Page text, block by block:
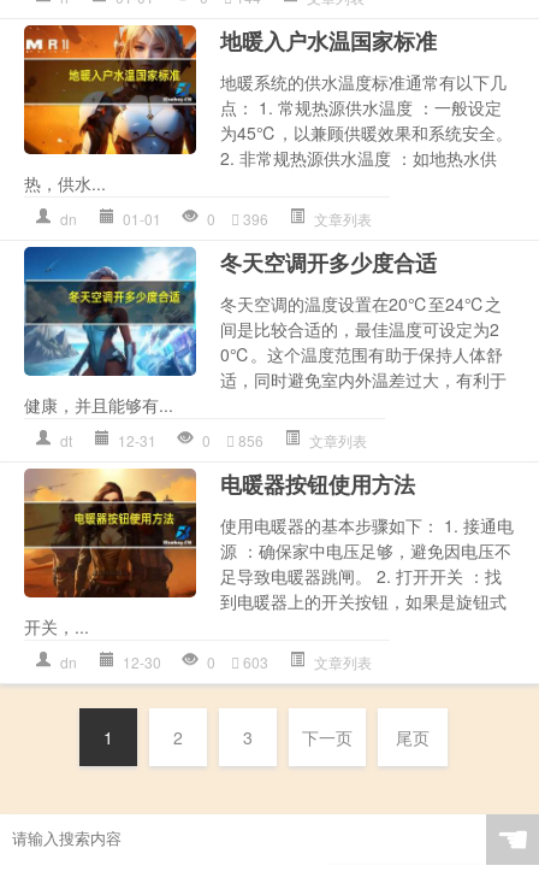
地暖入户水温国家标准
地暖系统的供水温度标准通常有以下几
点： 1. 常规热源供水温度 ：一般设定
为45℃，以兼顾供暖效果和系统安全。
2. 非常规热源供水温度 ：如地热水供
热，供水...
dn 01-01 0 396 文章列表
冬天空调开多少度合适
冬天空调的温度设置在20℃至24℃之
间是比较合适的，最佳温度可设定为2
0℃。这个温度范围有助于保持人体舒
适，同时避免室内外温差过大，有利于
健康，并且能够有...
dt 12-31 0 856 文章列表
电暖器按钮使用方法
使用电暖器的基本步骤如下： 1. 接通电
源 ：确保家中电压足够，避免因电压不
足导致电暖器跳闸。 2. 打开开关 ：找
到电暖器上的开关按钮，如果是旋钮式
开关，...
dn 12-30 0 603 文章列表
1 2 3 下一页 尾页
☚